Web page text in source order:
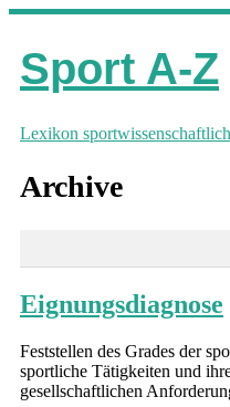
Sport A-Z
Lexikon
Archive
Eignungsdiagnose
Feststellen des Grades der
sportliche Tätigkeiten und
gesellschaftlichen